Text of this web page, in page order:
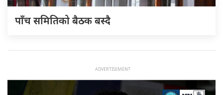
पाँच समितिको बैठक बस्दै